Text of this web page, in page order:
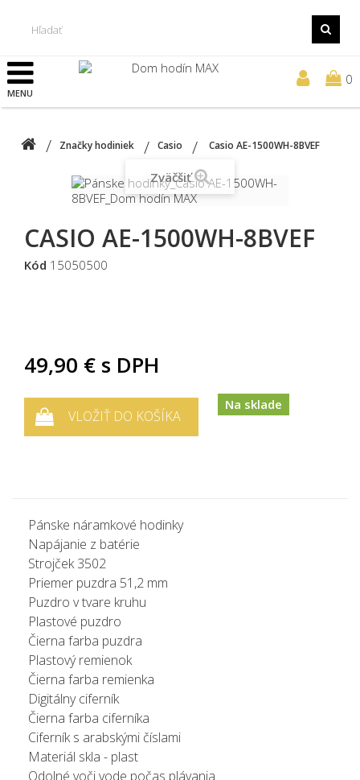
MENU
0
Značky hodiniek Casio Casio AE-1500WH-8BVEF
Zväčšiť
CASIO AE-1500WH-8BVEF
Kód 15050500
49,90 € s DPH
VLOŽIŤ DO KOŠÍKA
Na sklade
Pánske náramkové hodinky
Napájanie z batérie
Strojček 3502
Priemer puzdra 51,2 mm
Puzdro v tvare kruhu
Plastové puzdro
Čierna farba puzdra
Plastový remienok
Čierna farba remienka
Digitálny ciferník
Čierna farba ciferníka
Ciferník s arabskými číslami
Materiál skla - plast
Odolné voči vode počas plávania